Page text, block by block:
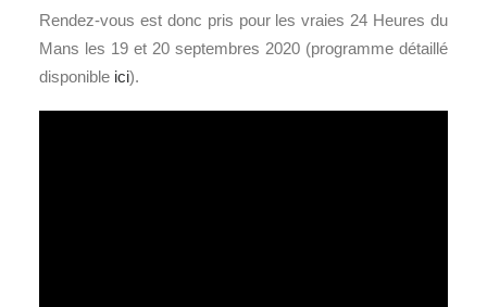
Rendez-vous est donc pris pour les vraies 24 Heures du
Mans les 19 et 20 septembres 2020 (programme détaillé
disponible ici).